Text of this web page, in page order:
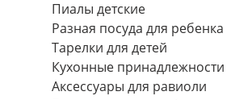
Пиалы детские
Разная посуда для ребенка
Тарелки для детей
Кухонные принадлежности
Аксессуары для равиоли